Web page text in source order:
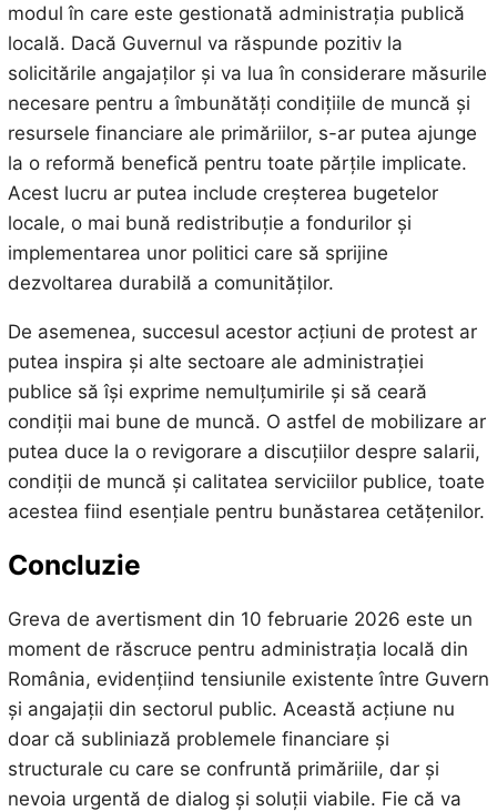
modul în care este gestionată administrația publică
locală. Dacă Guvernul va răspunde pozitiv la
solicitările angajaților și va lua în considerare măsurile
necesare pentru a îmbunătăți condițiile de muncă și
resursele financiare ale primăriilor, s-ar putea ajunge
la o reformă benefică pentru toate părțile implicate.
Acest lucru ar putea include creșterea bugetelor
locale, o mai bună redistribuție a fondurilor și
implementarea unor politici care să sprijine
dezvoltarea durabilă a comunităților.
De asemenea, succesul acestor acțiuni de protest ar
putea inspira și alte sectoare ale administrației
publice să își exprime nemulțumirile și să ceară
condiții mai bune de muncă. O astfel de mobilizare ar
putea duce la o revigorare a discuțiilor despre salarii,
condiții de muncă și calitatea serviciilor publice, toate
acestea fiind esențiale pentru bunăstarea cetățenilor.
Concluzie
Greva de avertisment din 10 februarie 2026 este un
moment de răscruce pentru administrația locală din
România, evidențiind tensiunile existente între Guvern
și angajații din sectorul public. Această acțiune nu
doar că subliniază problemele financiare și
structurale cu care se confruntă primăriile, dar și
nevoia urgentă de dialog și soluții viabile. Fie că va